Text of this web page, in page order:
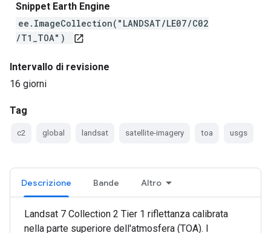
Snippet Earth Engine
ee.ImageCollection("LANDSAT/LE07/C02
/T1_TOA")
open_in_new
Intervallo di revisione
16 giorni
Tag
c2 global landsat satellite-imagery toa usgs
Descrizione Bande Altro
Landsat 7 Collection 2 Tier 1 riflettanza calibrata
nella parte superiore dell'atmosfera (TOA). I